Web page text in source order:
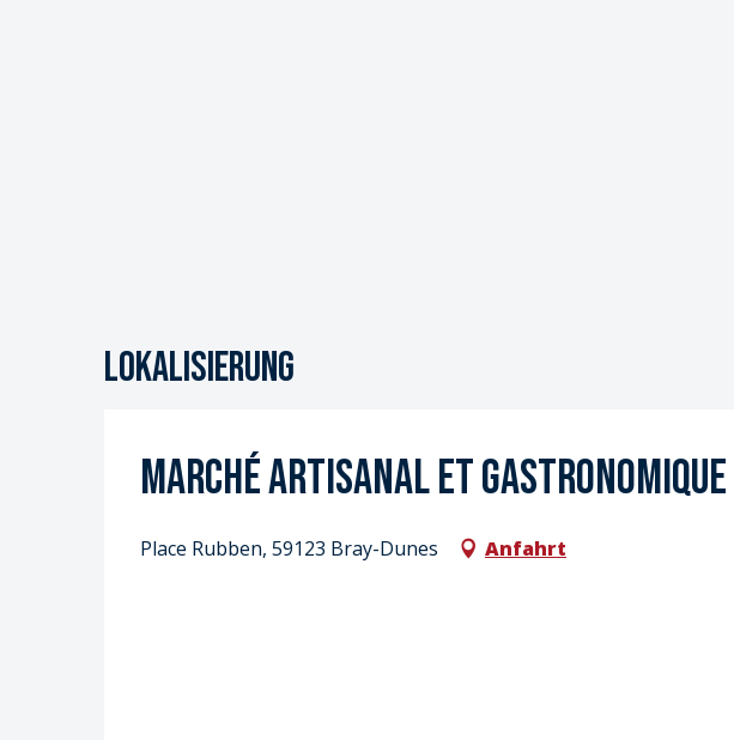
Lokalisierung
Marché artisanal et gastronomique
Place Rubben, 59123 Bray-Dunes Anfahrt